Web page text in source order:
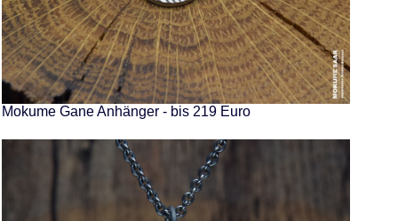
Mokume Gane Anhänger - bis 219 Euro